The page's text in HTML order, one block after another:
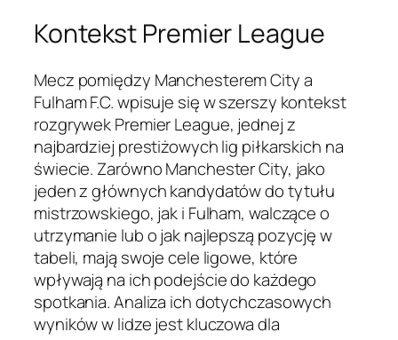
Kontekst Premier League
Mecz pomiędzy Manchesterem City a
Fulham F.C. wpisuje się w szerszy kontekst
rozgrywek Premier League, jednej z
najbardziej prestiżowych lig piłkarskich na
świecie. Zarówno Manchester City, jako
jeden z głównych kandydatów do tytułu
mistrzowskiego, jak i Fulham, walczące o
utrzymanie lub o jak najlepszą pozycję w
tabeli, mają swoje cele ligowe, które
wpływają na ich podejście do każdego
spotkania. Analiza ich dotychczasowych
wyników w lidze jest kluczowa dla